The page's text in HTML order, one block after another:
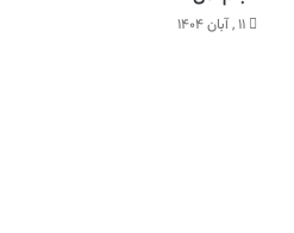
۱۱ , آبان ۱۴۰۴